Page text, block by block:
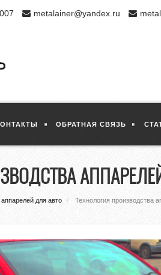
metalainer@yandex.ru
ОБРАТНАЯ СВЯЗЬ
для авто Технология производства